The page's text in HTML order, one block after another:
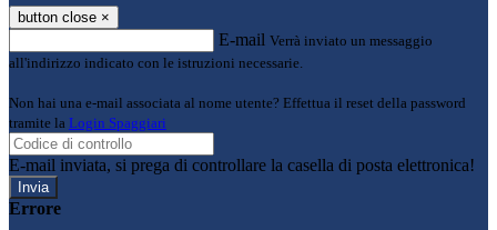
button close ×
E-mail Verrà inviato un messaggio
all'indirizzo indicato con le istruzioni necessarie.
Non hai una e-mail associata al nome utente? Effettua il reset della password
tramite la Login Spaggiari
E-mail inviata, si prega di controllare la casella di posta elettronica!
Errore